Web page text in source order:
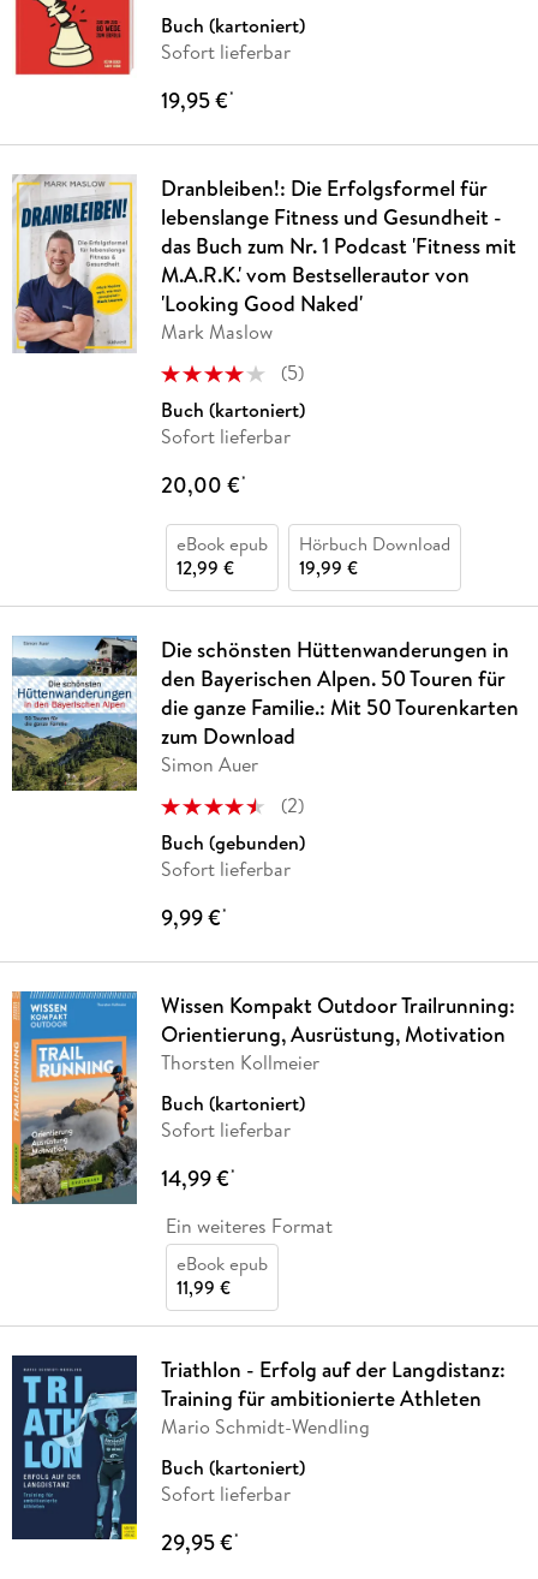
Buch (kartoniert)
Sofort lieferbar
19,95 €*
Dranbleiben!: Die Erfolgsformel für
lebenslange Fitness und Gesundheit -
das Buch zum Nr. 1 Podcast 'Fitness mit
M.A.R.K.' vom Bestsellerautor von
'Looking Good Naked'
Mark Maslow
(5)
Buch (kartoniert)
Sofort lieferbar
20,00 €*
eBook epub
12,99 €
Hörbuch Download
19,99 €
Die schönsten Hüttenwanderungen in
den Bayerischen Alpen. 50 Touren für
die ganze Familie.: Mit 50 Tourenkarten
zum Download
Simon Auer
(2)
Buch (gebunden)
Sofort lieferbar
9,99 €*
Wissen Kompakt Outdoor Trailrunning:
Orientierung, Ausrüstung, Motivation
Thorsten Kollmeier
Buch (kartoniert)
Sofort lieferbar
14,99 €*
Ein weiteres Format
eBook epub
11,99 €
Triathlon - Erfolg auf der Langdistanz:
Training für ambitionierte Athleten
Mario Schmidt-Wendling
Buch (kartoniert)
Sofort lieferbar
29,95 €*